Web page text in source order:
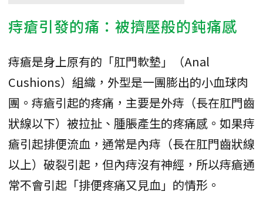
痔瘡引發的痛：被擠壓般的鈍痛感
痔瘡是身上原有的「肛門軟墊」（Anal
Cushions）組織，外型是一團膨出的小血球肉
團。痔瘡引起的疼痛，主要是外痔（長在肛門齒
狀線以下）被拉扯、腫脹產生的疼痛感。如果痔
瘡引起排便流血，通常是內痔（長在肛門齒狀線
以上）破裂引起，但內痔沒有神經，所以痔瘡通
常不會引起「排便疼痛又見血」的情形。